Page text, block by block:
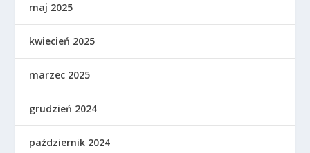
maj 2025
kwiecień 2025
marzec 2025
grudzień 2024
październik 2024